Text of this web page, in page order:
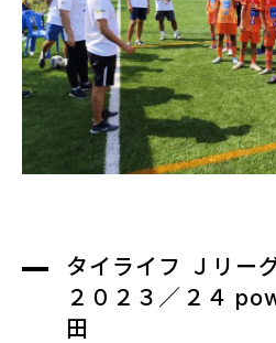
タイライフ Ｊリー
２０２３／２４
田